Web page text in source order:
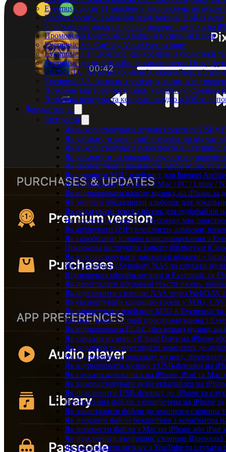
Evermusic досяг 11 мільйонів завантажень по всьому
Flacbox досягає 1 мільйон завантажень: Hi-Res аудіо
5 найкращих додатків для відтворення музики на
Промовідео Evermusic: Хмарний музичний плеєр
Evermusic 3.6: CarPlay, VoiceOver та інше
Evermusic 3.1: Crossfade, синхронізація бібліотеки
Evermusic досяг 3 мільйонів завантажень: Огляд
Flacbox 1.6: Автосинхронізація, еквалайзер,
Evermusic 2.3: Автосинхронізація, позиція
Потокове відтворення музики з хмарного сховища
Потокова передача та кешування аудіо в iOS за
Документація
Інструкції
Як використовувати звукові ефекти та DSP у
Як увімкнути музичний візуалізатор під час
Як використовувати аудіоефекти в Evermusic:
Як увімкнути та використовувати
Як експортувати плейлисти Apple Music та
Як створити M3U плейлист для Internet
Як відтворювати музику з Mac / PC / Linux /
Як відтворювати власну музику на iPhone за
Як змінити обкладинки альбомів для
Як редагувати тексти пісень для аудіофайлів
Як перенести музичну бібліотеку між
Як архівувати (ZIP) плейлисти, альбоми,
Як скробблити історію прослуховування з
Покрокова інструкція: Імпорт бібліотеки
Як використовувати динамічні віджети
Як підключити Synology NAS та слухати
Відтворення офлайн-музики в Evermusic та
Як переглядати вбудовані тексти пісень,
Як підключити сховище NAS через WebDAV
Як експортувати колекцію треків у M3U,
Як імпортувати плейлист M3U в Evermusic та
Експорт повної історії прослуховування з
Як відтворювати FLAC (без втрат) музику на
Як слухати музику з iCloud Drive на iPhone
Як додавати та переглядати коментарі до
Як відтворювати локальну музику, збережену
Як відтворювати музику з USB-флешки на
Як слухати аудіокниги на iPhone, iPad та
Як використовувати аудіо еквалайзер на
Як підключити USB-флешку до iPhone та
Перенесення файлів з комп'ютера на iPhone
Як завантажити файли до хмарного сховища
Як передати файли бездротово з комп'ютера
Як перенести файли з Mac на iPhone або iPad
Як підключити внутрішнє сховище
Як завантажити музику з YouTube та